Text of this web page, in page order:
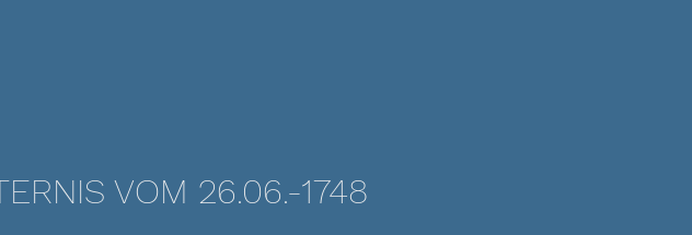
VOM 26.06.-1748